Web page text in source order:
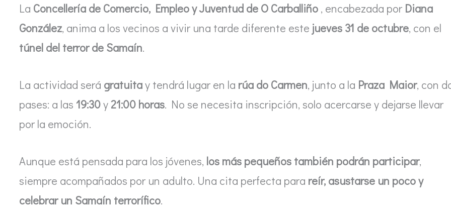
La Concellería de Comercio, Empleo y Juventud de O Carballiño , encabezada por Diana
González, anima a los vecinos a vivir una tarde diferente este jueves 31 de octubre, con el
túnel del terror de Samaín.
La actividad será gratuitay tendrá lugar en la rúa do Carmen, junto a la Praza Maior, con
pases: a las 19:30y 21:00 horas. No se necesita inscripción, solo acercarse y dejarse llevar
por la emoción.
Aunque está pensada para los jóvenes, los más pequeños también podrán participar,
siempre acompañados por un adulto. Una cita perfecta para reír, asustarse un poco y
celebrar un Samaín terrorífico.